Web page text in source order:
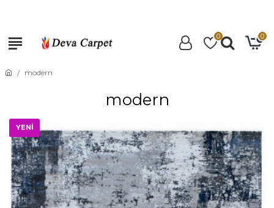
0 0
modern
modern
YENİ